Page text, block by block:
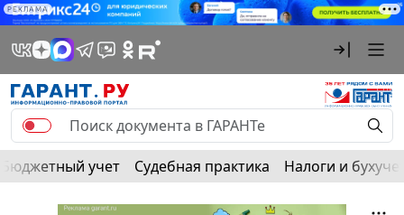
РЕКЛАМА
Бюджетный учет Судебная практика Налоги и